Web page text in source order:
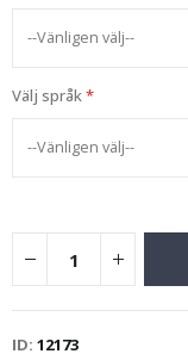
Välj språk
ID 12173